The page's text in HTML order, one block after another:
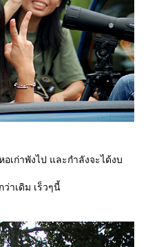
เก่าพังไป และกำลังจะได้งบ
าเดิม เร็วๆนี้